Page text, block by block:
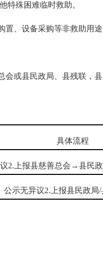
特殊困难临时救助。
设备采购等非救助用途
县民政局、县残联，
具体流程
2.上报县慈善总会→县民
示无异议2.上报县民政